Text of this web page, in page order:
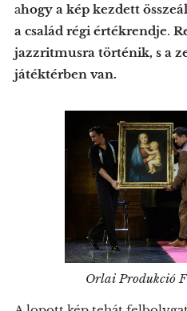
ahogy a kép kezdett
a család régi értékrendje.
jazzritmusra történik, s a
játéktérben van.
Orlai Produkció